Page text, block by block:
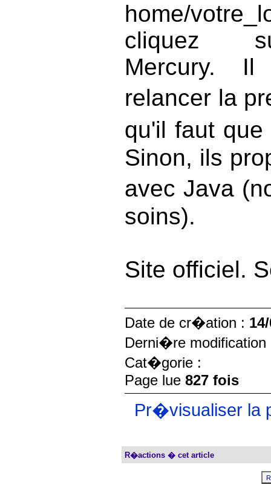
home/
cliquez
Mercury.
relancer la
qu'il faut
Sinon, ils
avec Java
soins).
Site officiel.
Date de cr�ation :
Derni�re
Cat�gorie :
Page lue 827 fois
Pr�visualiser la
R�actions � cet article